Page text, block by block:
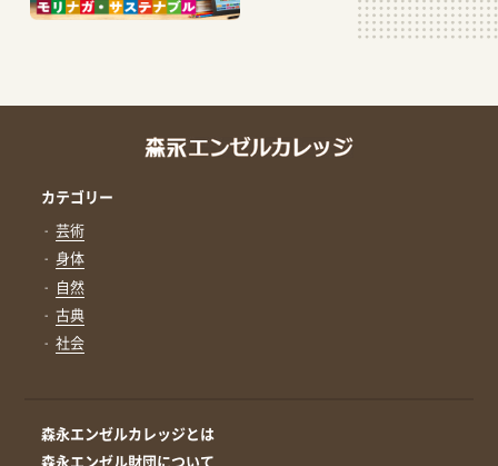
カテゴリー
芸術
身体
自然
古典
社会
森永エンゼルカレッジとは
森永エンゼル財団について